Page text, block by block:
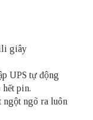
giây
UPS tự động
pin.
ngột ngõ ra luôn